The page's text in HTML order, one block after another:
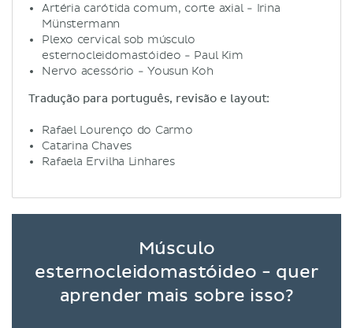
Artéria carótida comum, corte axial - Irina
Münstermann
Plexo cervical sob músculo
esternocleidomastóideo - Paul Kim
Nervo acessório - Yousun Koh
Tradução para português, revisão e layout:
Rafael Lourenço do Carmo
Catarina Chaves
Rafaela Ervilha Linhares
Músculo
esternocleidomastóideo - quer
aprender mais sobre isso?